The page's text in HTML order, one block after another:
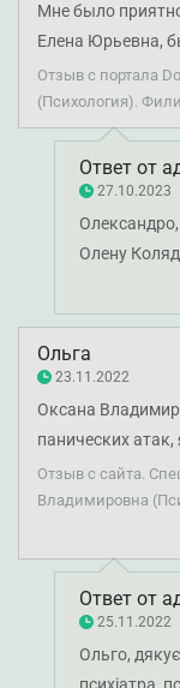
Мне было
Елена Юрьевна,
Отзыв с портала
(Психология).
Ответ от
27.10.2023
Олену
Ольга
23.11.2022
Оксана
панических
пойти к
разобраться с
обсессивно-
за кропотливую
Отзыв с сайта.
Владимировна
Ответ от
25.11.2022
Ольго,